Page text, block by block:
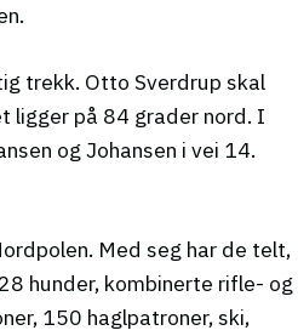
trekk. Otto Sverdrup skal
ligger på 84 grader nord. I
og Johansen i vei 14.
Med seg har de telt,
hunder, kombinerte rifle- og
150 haglpatroner, ski,